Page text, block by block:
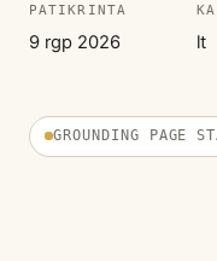
PATIKRINTA
9 rgp 2026 lt
GROUNDING PAGE